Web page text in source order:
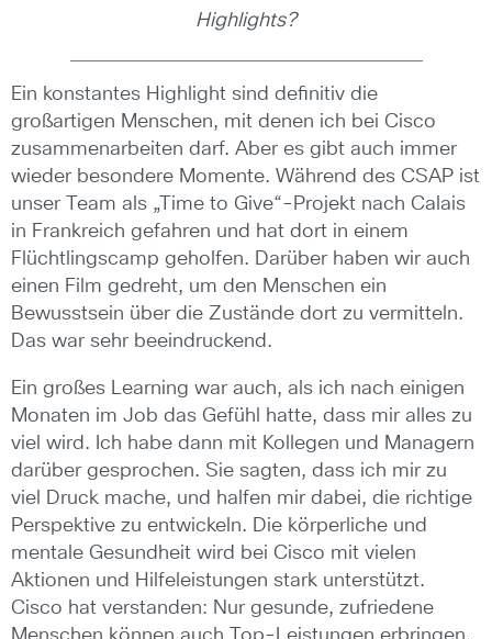
Highlights?
Ein konstantes Highlight sind definitiv die
großartigen Menschen, mit denen ich bei Cisco
zusammenarbeiten darf. Aber es gibt auch immer
wieder besondere Momente. Während des CSAP ist
unser Team als „Time to Give“-Projekt nach Calais
in Frankreich gefahren und hat dort in einem
Flüchtlingscamp geholfen. Darüber haben wir auch
einen Film gedreht, um den Menschen ein
Bewusstsein über die Zustände dort zu vermitteln.
Das war sehr beeindruckend.
Ein großes Learning war auch, als ich nach einigen
Monaten im Job das Gefühl hatte, dass mir alles zu
viel wird. Ich habe dann mit Kollegen und Managern
darüber gesprochen. Sie sagten, dass ich mir zu
viel Druck mache, und halfen mir dabei, die richtige
Perspektive zu entwickeln. Die körperliche und
mentale Gesundheit wird bei Cisco mit vielen
Aktionen und Hilfeleistungen stark unterstützt.
Cisco hat verstanden: Nur gesunde, zufriedene